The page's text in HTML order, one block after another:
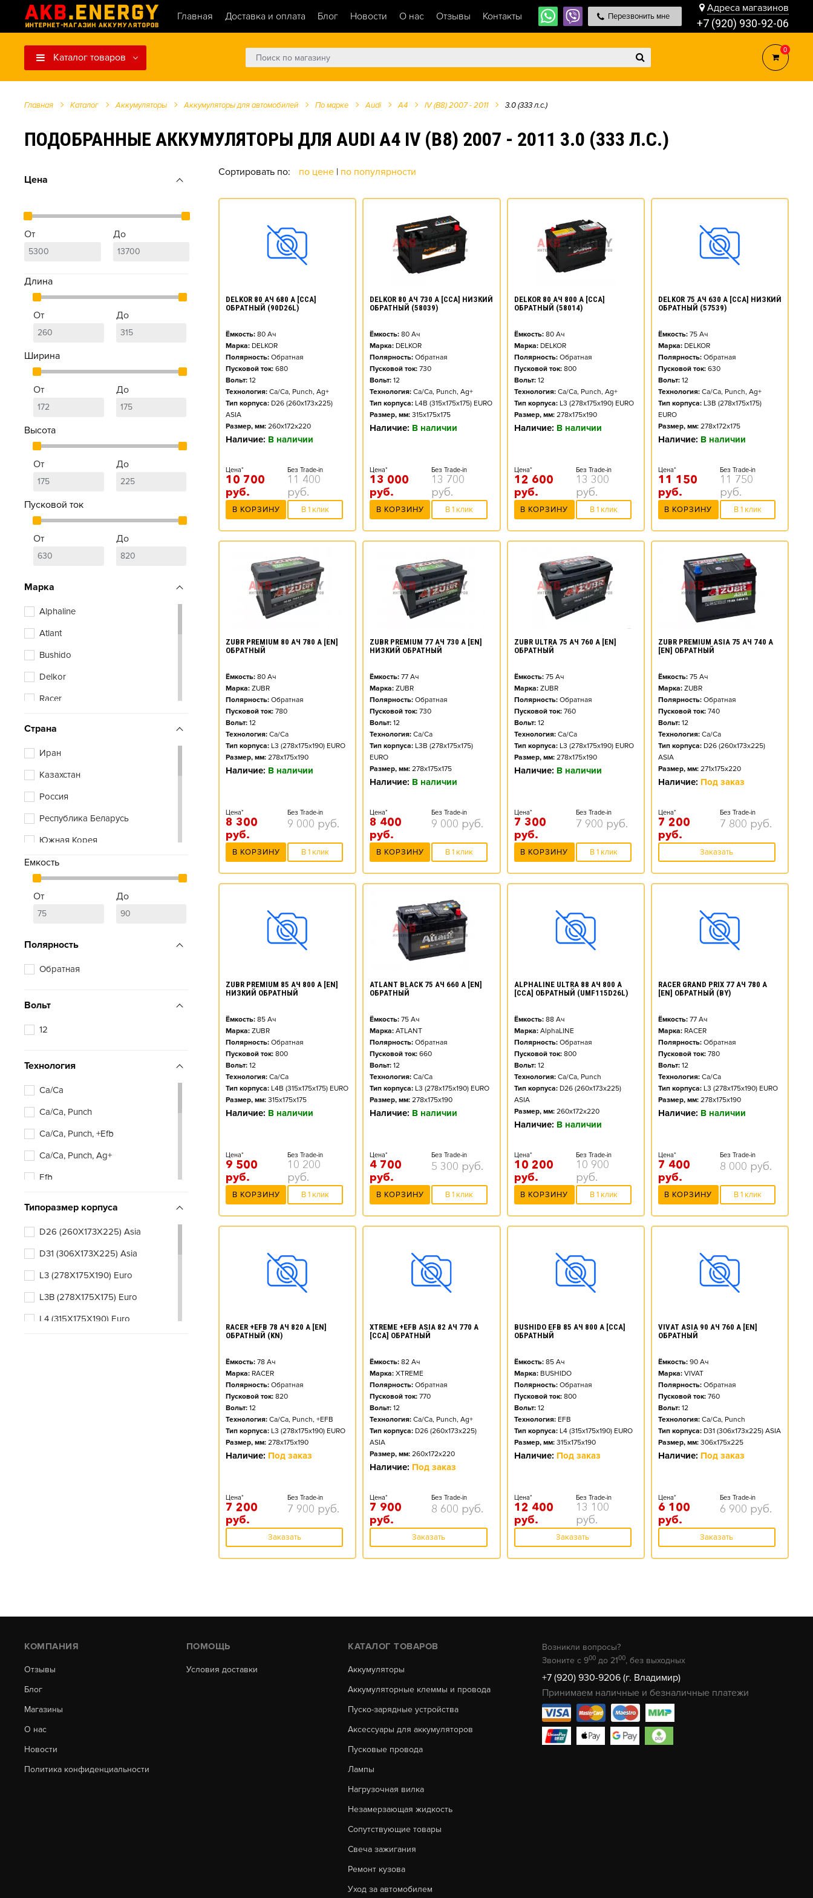
Главная Доставка и оплата Блог Новости О нас Отзывы Контакты Перезвонить мне
Адреса магазинов
+7 (920) 930-92-06
Каталог товаров
0
Главная Каталог Аккумуляторы Аккумуляторы для автомобилей По марке Audi A4 IV (B8) 2007 - 2011 3.0 (333 л.с.)
ПОДОБРАННЫЕ АККУМУЛЯТОРЫ ДЛЯ AUDI A4 IV (B8) 2007 - 2011 3.0 (333 Л.С.)
Цена
От До
Длина
От До
Ширина
От До
Высота
От До
Пусковой ток
От До
Марка
Alphaline
Atlant
Bushido
Delkor
Racer
Страна
Иран
Казахстан
Россия
Республика Беларусь
Южная Корея
Емкость
От До
Полярность
Обратная
Вольт
12
Технология
Ca/Ca
Ca/Ca, Punch
Ca/Ca, Punch, +Efb
Ca/Ca, Punch, Ag+
Efb
Типоразмер корпуса
D26 (260X173X225) Asia
D31 (306X173X225) Asia
L3 (278X175X190) Euro
L3B (278X175X175) Euro
L4 (315X175X190) Euro
Сортировать по: по цене | по популярности
DELKOR 80 АЧ 680 А [CCA]
ОБРАТНЫЙ (90D26L)
Ёмкость: 80 Ач
Марка: DELKOR
Полярность: Обратная
Пусковой ток: 680
Вольт: 12
Технология: Ca/Ca, Punch, Ag+
Тип корпуса: D26 (260x173x225)
ASIA
Размер, мм: 260x172x220
Наличие: В наличии
Цена*
10 700
руб.
Без Trade-in
11 400
руб.
В КОРЗИНУ В 1 клик
DELKOR 80 АЧ 730 А [CCA] НИЗКИЙ
ОБРАТНЫЙ (58039)
Ёмкость: 80 Ач
Марка: DELKOR
Полярность: Обратная
Пусковой ток: 730
Вольт: 12
Технология: Ca/Ca, Punch, Ag+
Тип корпуса: L4B (315x175x175) EURO
Размер, мм: 315x175x175
Наличие: В наличии
Цена*
13 000
руб.
Без Trade-in
13 700
руб.
В КОРЗИНУ В 1 клик
DELKOR 80 АЧ 800 А [CCA]
ОБРАТНЫЙ (58014)
Ёмкость: 80Ач
Марка: DELKOR
Полярность: Обратная
Пусковой ток: 800
Вольт: 12
Технология: Ca/Ca, Punch, Ag+
Тип корпуса: L3 (278x175x190) EURO
Размер, мм: 278x175x190
Наличие: В наличии
Цена*
12 600
руб.
Без Trade-in
13 300
руб.
В КОРЗИНУ В 1 клик
DELKOR 75 АЧ 630 А [CCA] НИЗКИЙ
ОБРАТНЫЙ (57539)
Ёмкость: 75Ач
Марка: DELKOR
Полярность: Обратная
Пусковой ток: 630
Вольт: 12
Технология: Ca/Ca, Punch, Ag+
Тип корпуса: L3B (278x175x175)
EURO
Размер, мм: 278x172x175
Наличие: В наличии
Цена*
11 150
руб.
Без Trade-in
11 750
руб.
В КОРЗИНУ В 1 клик
ZUBR PREMIUM 80 АЧ 780 А [EN]
ОБРАТНЫЙ
Ёмкость: 80 Ач
Марка: ZUBR
Полярность: Обратная
Пусковой ток: 780
Вольт: 12
Технология: Ca/Ca
Тип корпуса: L3 (278x175x190) EURO
Размер, мм: 278x175x190
Наличие: В наличии
Цена*
8 300
руб.
Без Trade-in
9 000 руб.
В КОРЗИНУ В 1 клик
ZUBR PREMIUM 77 АЧ 730 А [EN]
НИЗКИЙ ОБРАТНЫЙ
Ёмкость: 77 Ач
Марка: ZUBR
Полярность: Обратная
Пусковой ток: 730
Вольт: 12
Технология: Ca/Ca
Тип корпуса: L3B (278x175x175)
EURO
Размер, мм: 278x175x175
Наличие: В наличии
Цена*
8 400
руб.
Без Trade-in
9 000 руб.
В КОРЗИНУ В 1 клик
ZUBR ULTRA 75 АЧ 760 А [EN]
ОБРАТНЫЙ
Ёмкость: 75Ач
Марка: ZUBR
Полярность: Обратная
Пусковой ток: 760
Вольт: 12
Технология: Ca/Ca
Тип корпуса: L3 (278x175x190) EURO
Размер, мм: 278x175x190
Наличие: В наличии
Цена*
7 300
руб.
Без Trade-in
7 900 руб.
В КОРЗИНУ В 1 клик
ZUBR PREMIUM ASIA 75 АЧ 740 А
[EN] ОБРАТНЫЙ
Ёмкость: 75Ач
Марка: ZUBR
Полярность: Обратная
Пусковой ток: 740
Вольт: 12
Технология: Ca/Ca
Тип корпуса: D26 (260x173x225)
ASIA
Размер, мм: 271x175x220
Наличие: Под заказ
Цена*
7 200
руб.
Без Trade-in
7 800 руб.
Заказать
ZUBR PREMIUM 85 АЧ 800 А [EN]
НИЗКИЙ ОБРАТНЫЙ
Ёмкость: 85 Ач
Марка: ZUBR
Полярность: Обратная
Пусковой ток: 800
Вольт: 12
Технология: Ca/Ca
Тип корпуса: L4B (315x175x175) EURO
Размер, мм: 315x175x175
Наличие: В наличии
Цена*
9 500
руб.
Без Trade-in
10 200
руб.
В КОРЗИНУ В 1 клик
ATLANT BLACK 75 АЧ 660 А [EN]
ОБРАТНЫЙ
Ёмкость: 75 Ач
Марка: ATLANT
Полярность: Обратная
Пусковой ток: 660
Вольт: 12
Технология: Ca/Ca
Тип корпуса: L3 (278x175x190) EURO
Размер, мм: 278x175x190
Наличие: В наличии
Цена*
4 700
руб.
Без Trade-in
5 300 руб.
В КОРЗИНУ В 1 клик
ALPHALINE ULTRA 88 АЧ 800 А
[CCA] ОБРАТНЫЙ (UMF115D26L)
Ёмкость: 88Ач
Марка: AlphaLINE
Полярность: Обратная
Пусковой ток: 800
Вольт: 12
Технология: Ca/Ca, Punch
Тип корпуса: D26 (260x173x225)
ASIA
Размер, мм: 260x172x220
Наличие: В наличии
Цена*
10 200
руб.
Без Trade-in
10 900
руб.
В КОРЗИНУ В 1 клик
RACER GRAND PRIX 77 АЧ 780 А
[EN] ОБРАТНЫЙ (BY)
Ёмкость: 77Ач
Марка: RACER
Полярность: Обратная
Пусковой ток: 780
Вольт: 12
Технология: Ca/Ca
Тип корпуса: L3 (278x175x190) EURO
Размер, мм: 278x175x190
Наличие: В наличии
Цена*
7 400
руб.
Без Trade-in
8 000 руб.
В КОРЗИНУ В 1 клик
RACER +EFB 78 АЧ 820 А [EN]
ОБРАТНЫЙ (KN)
Ёмкость: 78 Ач
Марка: RACER
Полярность: Обратная
Пусковой ток: 820
Вольт: 12
Технология: Ca/Ca, Punch, +EFB
Тип корпуса: L3 (278x175x190) EURO
Размер, мм: 278x175x190
Наличие: Под заказ
Цена*
7 200
руб.
Без Trade-in
7 900 руб.
Заказать
XTREME +EFB ASIA 82 АЧ 770 А
[CCA] ОБРАТНЫЙ
Ёмкость: 82 Ач
Марка: XTREME
Полярность: Обратная
Пусковой ток: 770
Вольт: 12
Технология: Ca/Ca, Punch, Ag+
Тип корпуса: D26 (260x173x225)
ASIA
Размер, мм: 260x172x220
Наличие: Под заказ
Цена*
7 900
руб.
Без Trade-in
8 600 руб.
Заказать
BUSHIDO EFB 85 АЧ 800 А [CCA]
ОБРАТНЫЙ
Ёмкость: 85Ач
Марка: BUSHIDO
Полярность: Обратная
Пусковой ток: 800
Вольт: 12
Технология: EFB
Тип корпуса: L4 (315x175x190) EURO
Размер, мм: 315x175x190
Наличие: Под заказ
Цена*
12 400
руб.
Без Trade-in
13 100
руб.
Заказать
VIVAT ASIA 90 АЧ 760 А [EN]
ОБРАТНЫЙ
Ёмкость: 90Ач
Марка: VIVAT
Полярность: Обратная
Пусковой ток: 760
Вольт: 12
Технология: Ca/Ca, Punch
Тип корпуса: D31 (306x173x225) ASIA
Размер, мм: 306x175x225
Наличие: Под заказ
Цена*
6 100
руб.
Без Trade-in
6 900 руб.
Заказать
КОМПАНИЯ
Отзывы
Блог
Магазины
О нас
Новости
Политика конфиденциальности
ПОМОЩЬ
Условия доставки
КАТАЛОГ ТОВАРОВ
Аккумуляторы
Аккумуляторные клеммы и провода
Пуско-зарядные устройства
Аксессуары для аккумуляторов
Пусковые провода
Лампы
Нагрузочная вилка
Незамерзающая жидкость
Сопутствующие товары
Свеча зажигания
Ремонт кузова
Уход за автомобилем
Возникли вопросы?
Звоните с 900 до 2100, без выходных
+7 (920) 930-9206 (г. Владимир)
Принимаем наличные и безналичные платежи